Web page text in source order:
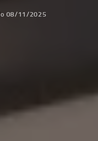
08/11/2025